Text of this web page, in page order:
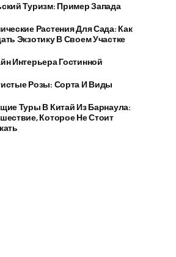
Туризм: Пример Запада
Растения Для Сада: Как
Экзотику В Своем Участке
Интерьера Гостинной
Розы: Сорта И Виды
Туры В Китай Из Барнаула:
Которое Не Стоит